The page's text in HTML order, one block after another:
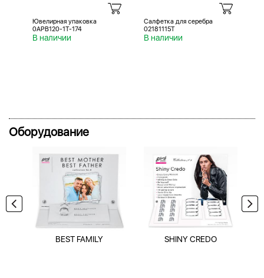
Ювелирная упаковка
0APB120-1T-174
В наличии
Салфетка для серебра
02181115T
В наличии
Оборудование
BEST FAMILY SHINY CREDO